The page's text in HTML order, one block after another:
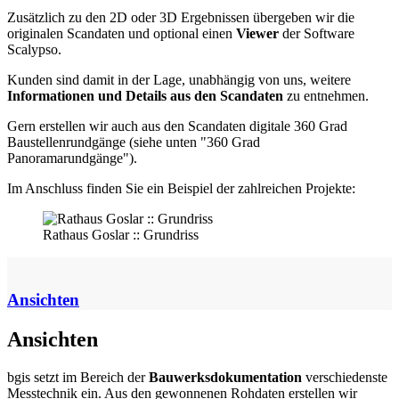
Zusätzlich zu den 2D oder 3D Ergebnissen übergeben wir die
originalen Scandaten und optional einen Viewer der Software
Scalypso.
Kunden sind damit in der Lage, unabhängig von uns, weitere
Informationen und Details aus den Scandaten zu entnehmen.
​Gern erstellen wir auch aus den Scandaten digitale 360 Grad
Baustellenrundgänge (siehe unten "360 Grad
Panoramarundgänge").
Im Anschluss finden Sie ein Beispiel der zahlreichen Projekte:
Rathaus Goslar :: Grundriss
Ansichten
Ansichten
bgis setzt im Bereich derBauwerksdokumentation verschiedenste
Messtechnik ein. Aus den gewonnenen Rohdaten erstellen wir